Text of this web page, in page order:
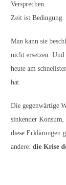
Versprechen.
Zeit ist Bedingung.
Man kann sie
nicht ersetzen.
heute am
hat.
Die gegenwärtige
sinkender
diese Erklärungen
andere:die Krise